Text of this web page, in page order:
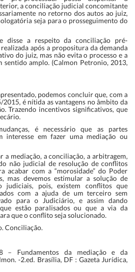
a conciliação judicial concomitante
no retorno dos autos ao juiz,
seja para o prosseguimento do
disse a respeito da conciliação pré-
após a propositura da demanda
do juiz, mas não evita o processo e a
amplo. (Calmon Petronio, 2013,
podemos concluir que, com a
2015, é nítida as vantagens no âmbito da
Trazendo incentivos significativos, que
é necessário que as partes
interesse em fazer uma mediação ou
a mediação, a conciliação, a arbitragem,
não judicial de resolução de conflitos
acabar com a “morosidade” do Poder
mas devemos estimular a solução de
judiciais, pois, existem conflitos que
com a ajuda de um terceiro sem
para o Judiciário, e assim dando
estão paralisados ou que a via da
que o conflito seja solucionado.
Conciliação.
– Fundamentos da mediação e da
-2.ed. Brasília, DF : Gazeta Jurídica,